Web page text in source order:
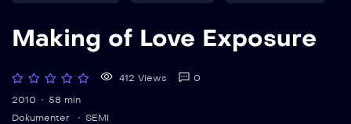
Making of Love Exposure
412 Views
0
2010
58 min
Dokumenter
SEMI